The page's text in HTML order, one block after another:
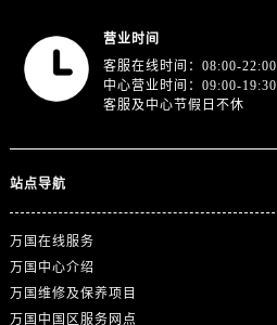
营业时间
客服在线时间：08:00-22:00
中心营业时间：09:00-19:30
客服及中心节假日不休
站点导航
万国在线服务
万国中心介绍
万国维修及保养项目
万国中国区服务网点